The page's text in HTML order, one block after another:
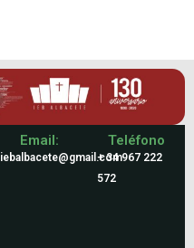
Email:
iebalbacete@gmail.com
Teléfono
+ 34 967 222
572